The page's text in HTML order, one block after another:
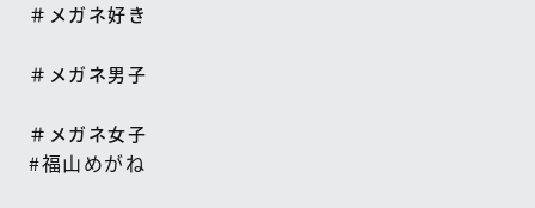
＃メガネ好き
＃メガネ男子
＃メガネ女子
#福山めがね